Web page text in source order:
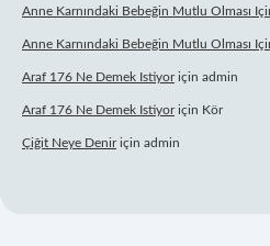
Anne Karnındaki Bebeğin Mutlu Olması
Anne Karnındaki Bebeğin Mutlu Olması
Araf 176 Ne Demek Istiyoriçin admin
Araf 176 Ne Demek Istiyoriçin Kör
Çiğit Neye Deniriçin admin